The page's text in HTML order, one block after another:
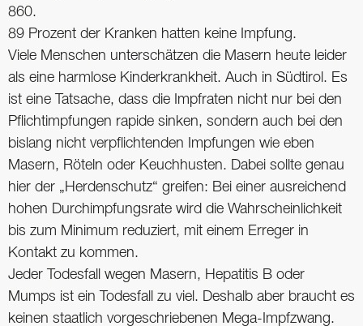
860.
89 Prozent der Kranken hatten keine Impfung.
Viele Menschen unterschätzen die Masern heute leider
als eine harmlose Kinderkrankheit. Auch in Südtirol. Es
ist eine Tatsache, dass die Impfraten nicht nur bei den
Pflichtimpfungen rapide sinken, sondern auch bei den
bislang nicht verpflichtenden Impfungen wie eben
Masern, Röteln oder Keuchhusten. Dabei sollte genau
hier der „Herdenschutz“ greifen: Bei einer ausreichend
hohen Durchimpfungsrate wird die Wahrscheinlichkeit
bis zum Minimum reduziert, mit einem Erreger in
Kontakt zu kommen.
Jeder Todesfall wegen Masern, Hepatitis B oder
Mumps ist ein Todesfall zu viel. Deshalb aber braucht es
keinen staatlich vorgeschriebenen Mega-Impfzwang.